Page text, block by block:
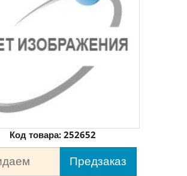
Код товара: 252652
Предзаказ